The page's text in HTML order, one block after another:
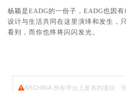
杨颖是EADG的一份子，EADG也因有
设计与生活共同在这里演绎和发生，
看到，而你也终将闪闪发光。
ARCHINA 所有平台上发布的项目、